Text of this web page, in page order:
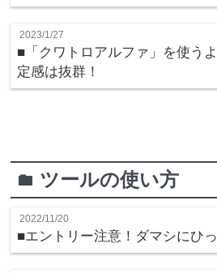
2023/1/27
■「クワトロアルファ」を使う
定感は抜群！
folder ツールの使い方
2022/11/20
■エントリー注意！ダマシにひ